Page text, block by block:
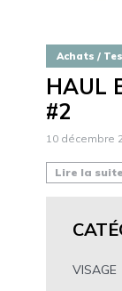
Achats /
HAUL
#2
10 décembre
Lire la suite
VISAGE